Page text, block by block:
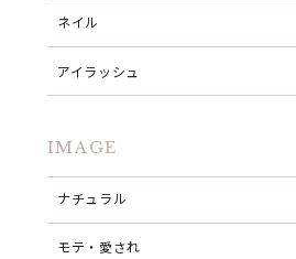
ネイル
アイラッシュ
IMAGE
ナチュラル
モテ・愛され